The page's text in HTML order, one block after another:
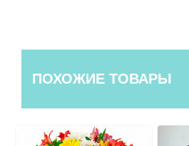
ПОХОЖИЕ ТОВАРЫ